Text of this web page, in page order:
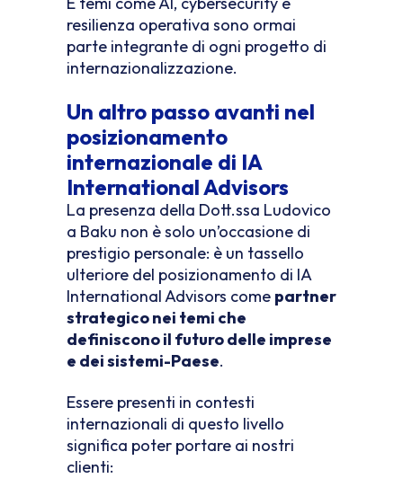
resilienza operativa sono ormai
parte integrante di ogni progetto di
internazionalizzazione.
Un altro passo avanti nel
posizionamento
internazionale di IA
International Advisors
La presenza della Dott.ssa Ludovico
a Baku non è solo un’occasione di
prestigio personale: è un tassello
ulteriore del posizionamento di IA
International Advisors come partner
strategico nei temi che
definiscono il futuro delle imprese
e dei sistemi-Paese.
Essere presenti in contesti
internazionali di questo livello
significa poter portare ai nostri
clienti: